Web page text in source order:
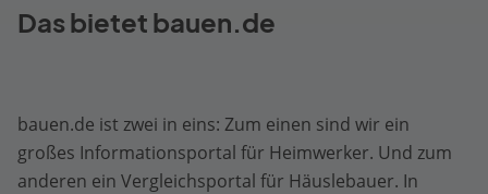
Das bietet bauen.de
bauen.de ist zwei in eins: Zum einen sind wir ein
großes Informationsportal für Heimwerker. Und zum
anderen ein Vergleichsportal für Häuslebauer. In